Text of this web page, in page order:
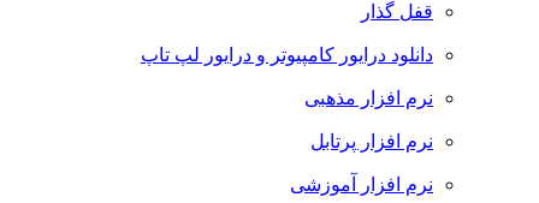
قفل گذار
دانلود درایور کامپیوتر و درایور لپ تاپ
نرم افزار مذهبی
نرم افزار پرتابل
نرم افزار آموزشی